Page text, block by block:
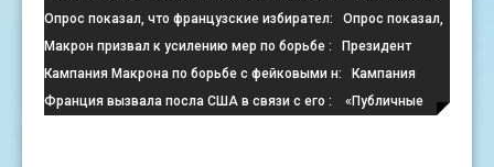
правительство настаивает на преобразовании пустующих оф
Опрос показал, что французские избирател: Опрос показал,
что французские избиратели больше стремятся помешать
Макрон призвал к усилению мер по борьбе : Президент
Франции Эммануэль Макрон призвал к активизации усилий
по
Кампания Макрона по борьбе с фейковыми н: Кампания
президента Франции Эмманюэля Макрона по борьбе с
Франция вызвала посла США в связи с его : «Публичные